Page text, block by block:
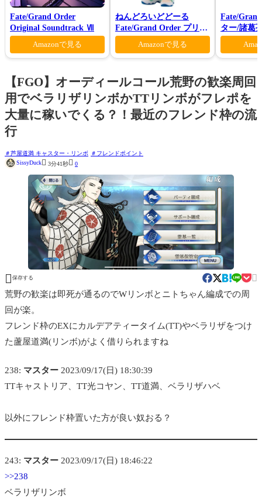
Fate/Grand Order
Original Soundtrack Ⅶ
Amazonで見る
ねんどろいどどーる
Fate/Grand Order プリテ
ンダー/オベロン 爽やかサ
マー・プリンスVer.
Amazonで見る
Fate/
ター/諸葛
【FGO】オーディールコール荒野の歓楽周回
用でベラリザリンボかTTリンボがフレポを
大量に稼いでくる？！最近のフレンド枠の流
行
芦屋道満 キャスター・リンボ
フレンドポイント
SissyDuck 3分41秒 0
 保存する 
荒野の歓楽は即死が通るのでWリンボとニトちゃん編成での周
回が楽。
フレンド枠のEXにカルデアティータイム(TT)やベラリザをつけ
た蘆屋道満(リンボ)がよく借りられますね
238: マスター 2023/09/17(日) 18:30:39
TTキャストリア、TT光コヤン、TT道満、ベラリザハベ
以外にフレンド枠置いた方が良い奴おる？
243: マスター 2023/09/17(日) 18:46:22
>>238
ベラリザリンボ